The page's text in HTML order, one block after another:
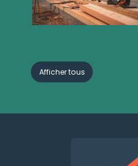
Afficher tous